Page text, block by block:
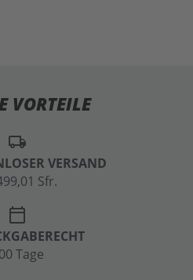
VORTEILE
local_shipping
VERSAND
Sfr.
calendar_today
Tage